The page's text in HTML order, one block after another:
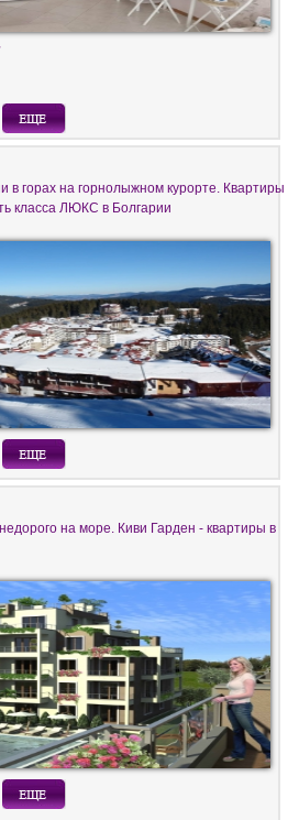
в горах на горнолыжном курорте. Квартиры
класса ЛЮКС в Болгарии
на море. Киви Гарден - квартиры в